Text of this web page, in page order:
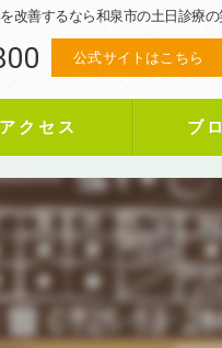
改善するなら和泉市の土日診療の
公式サイトはこちら
クセス ブ